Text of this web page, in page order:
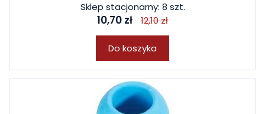
Sklep stacjonarny: 8 szt.
10,70 zł 12,10 zł
Do koszyka